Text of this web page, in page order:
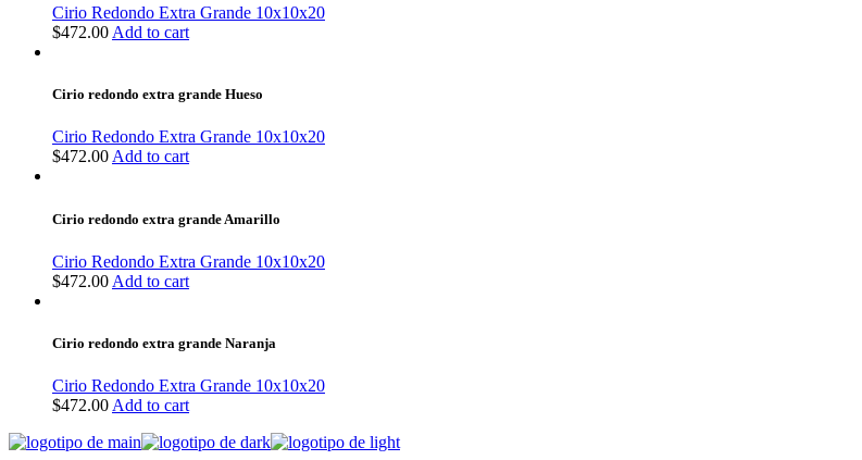
Cirio Redondo Extra Grande 10x10x20
$472.00 Add to cart
Cirio redondo extra grande Hueso
Cirio Redondo Extra Grande 10x10x20
$472.00Add to cart
Cirio redondo extra grande Amarillo
Cirio Redondo Extra Grande 10x10x20
$472.00 Add to cart
Cirio redondo extra grande Naranja
Cirio Redondo Extra Grande 10x10x20
$472.00 Add to cart